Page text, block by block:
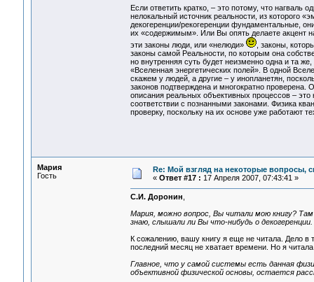
Если ответить кратко, – это потому, что нагваль
нелокальный источник реальности, из которого
декогеренции/рекогеренции фундаментальные,
их «содержимым». Или Вы опять делаете акцент
эти законы люди, или «нелюди»
, законы,
законы самой Реальности, по которым она
но внутренняя суть будет неизменно одна и та
«Вселенная энергетических полей». В одной
скажем у людей, а другие – у инопланетян,
законов подтверждена и многократно проверена.
описания реальных объективных процессов – это
соответствии с познанными законами. Физика
проверку, поскольку на их основе уже работают
Мария
Гость
Re: Мой взгляд на некоторые вопросы,
« Ответ #17 : 17 Апреля 2007, 07:43:41 »
С.И. Доронин
Мария, можно вопрос, Вы читали мою книгу?
знаю, слышали ли Вы что-нибудь о декогеренции.
К сожалению, вашу книгу я еще не читала. Дело в
последний месяц не хватает времени. Но я
Главное, что у самой системы есть данная
объективной физической основы, остается